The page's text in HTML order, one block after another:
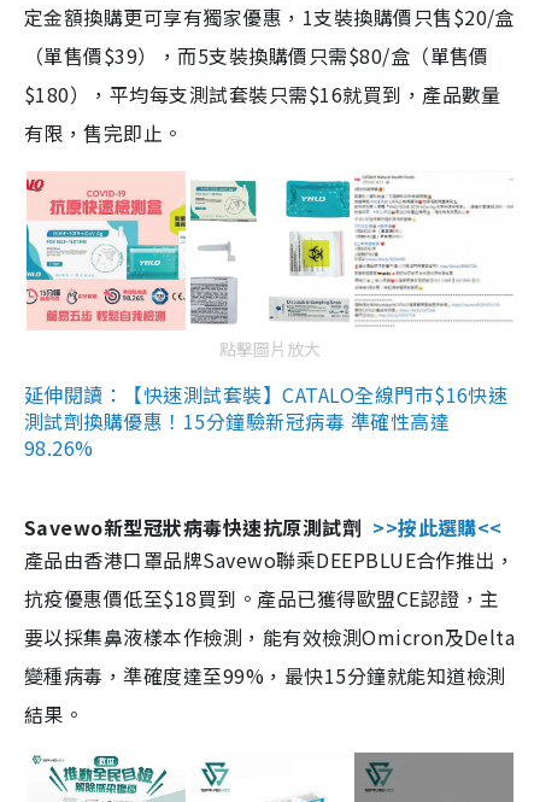
定金額換購更可享有獨家優惠，1支裝換購價只售$20/盒
（單售價$39），而5支裝換購價只需$80/盒（單售價
$180），平均每支測試套裝只需$16就買到，產品數量
有限，售完即止。
點擊圖片放大
延伸閱讀：【快速測試套裝】CATALO全線門市$16快速
測試劑換購優惠！15分鐘驗新冠病毒 準確性高達
98.26%
Savewo新型冠狀病毒快速抗原測試劑 >>按此選購<<
產品由香港口罩品牌Savewo聯乘DEEPBLUE合作推出，
抗疫優惠價低至$18買到。產品已獲得歐盟CE認證，主
要以採集鼻液樣本作檢測，能有效檢測Omicron及Delta
變種病毒，準確度達至99%，最快15分鐘就能知道檢測
結果。